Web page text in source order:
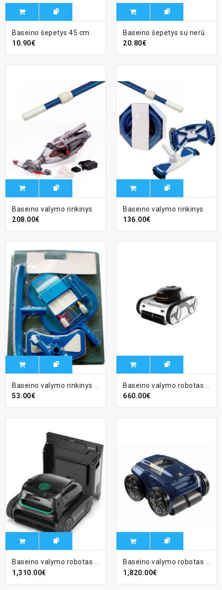
Baseino šepetys 45 cm
10.90€
20.80€
Baseino valymo rinkinys
208.00€
Baseino valymo rinkinys
136.00€
53.00€
660.00€
1,310.00€
1,820.00€